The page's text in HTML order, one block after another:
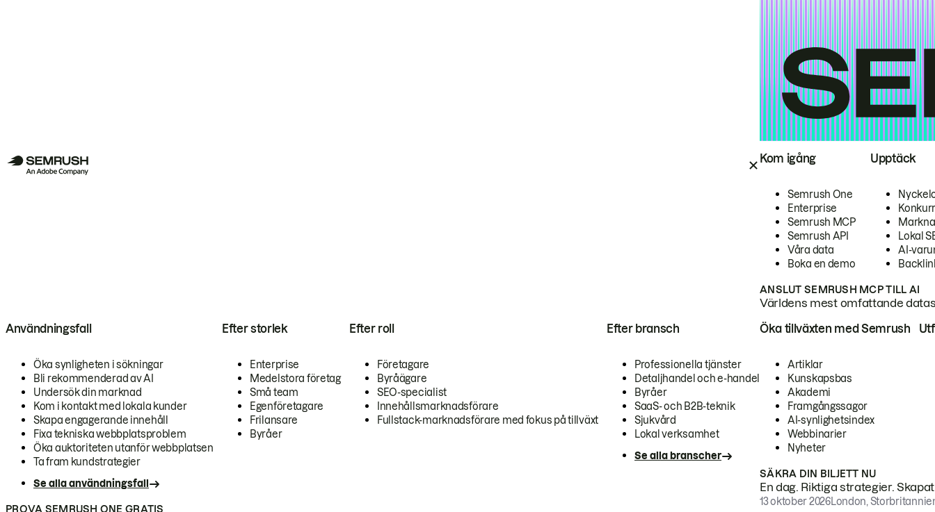
Kom igång
Semrush One
Enterprise
Semrush MCP
Semrush API
Våra data
Boka en demo
Upptäck
Lokal
AI-
ANSLUT SEMRUSH MCP TILL AI
Världens mest omfattande
Användningsfall
Öka synligheten i sökningar
Bli rekommenderad av AI
Undersök din marknad
Kom i kontakt med lokala kunder
Skapa engagerande innehåll
Fixa tekniska webbplatsproblem
Öka auktoriteten utanför webbplatsen
Ta fram kundstrategier
Se alla användningsfall
Efter storlek
Enterprise
Medelstora företag
Små team
Egenföretagare
Frilansare
Byråer
Efter roll
Företagare
Byråägare
SEO-specialist
Innehållsmarknadsförare
Fullstack-marknadsförare med fokus på tillväxt
Efter bransch
Professionella tjänster
Detaljhandel och e-handel
Byråer
SaaS- och B2B-teknik
Sjukvård
Lokal verksamhet
Se alla branscher
PROVA SEMRUSH ONE GRATIS
Öka tillväxten med Semrush
Artiklar
Kunskapsbas
Akademi
Framgångssagor
AI-synlighetsindex
Webbinarier
Nyheter
SÄKRA DIN BILJETT NU
En dag. Riktiga strategier.
13 oktober 2026London,